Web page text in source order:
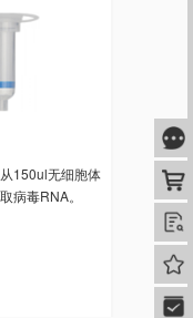
150ul无细胞体
病毒RNA。
购
查
我
快